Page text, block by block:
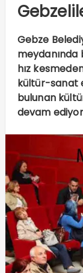
Gebze
hız
kültür-sanat
bulunan
devam